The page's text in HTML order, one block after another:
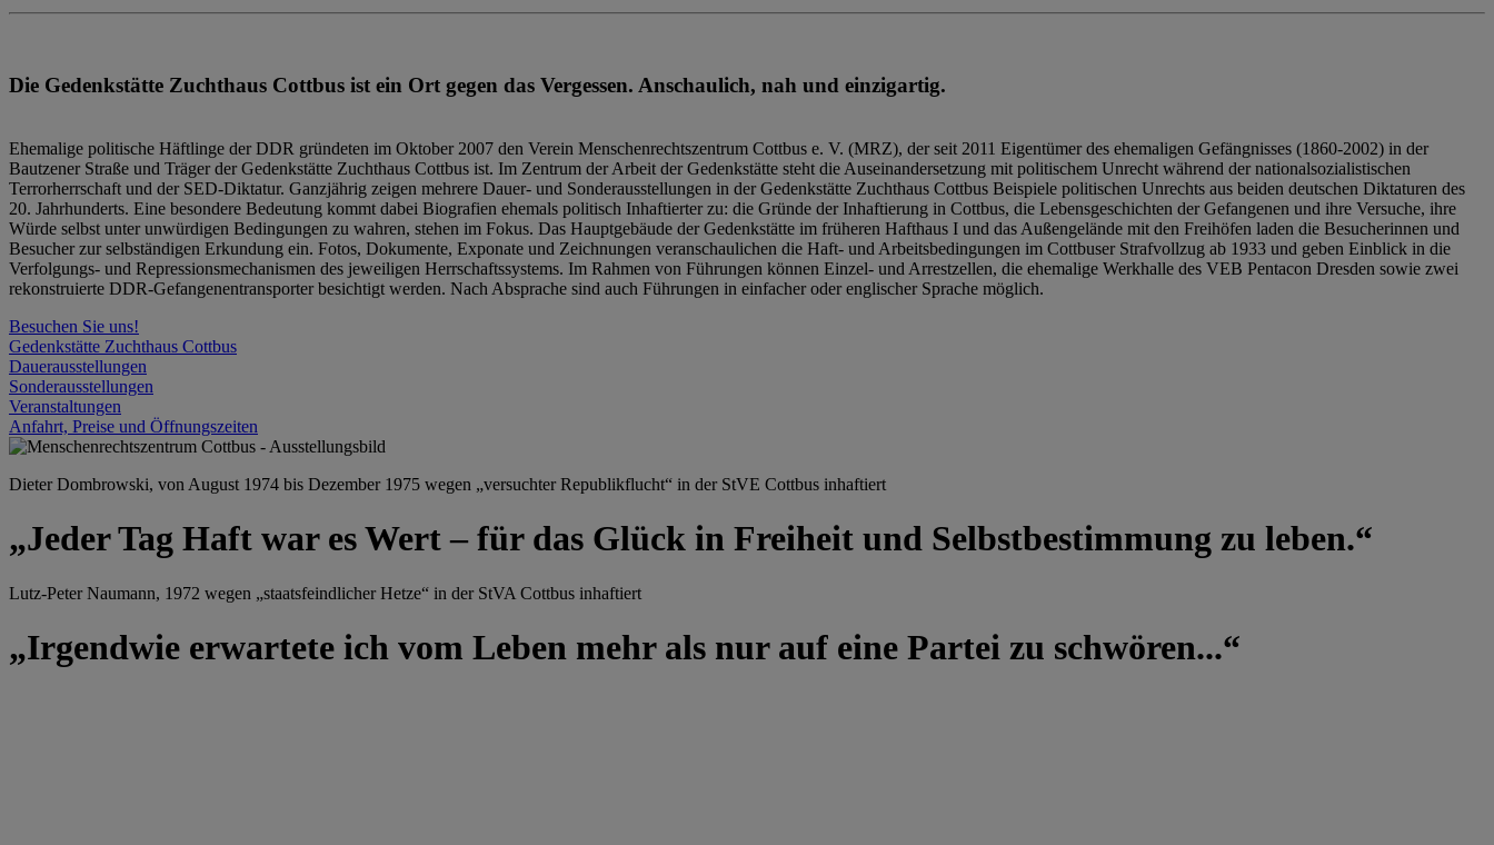
Die Gedenkstätte Zuchthaus Cottbus ist ein Ort gegen das Vergessen. Anschaulich, nah und einzigartig.
Ehemalige politische Häftlinge der DDR gründeten im Oktober 2007 den Verein Menschenrechtszentrum Cottbus e. V. (MRZ), der seit 2011 Eigentümer des ehemaligen Gefängnisses (1860-2002) in der
Bautzener Straße und Träger der Gedenkstätte Zuchthaus Cottbus ist. Im Zentrum der Arbeit der Gedenkstätte steht die Auseinandersetzung mit politischem Unrecht während der nationalsozialistischen
Terrorherrschaft und der SED-Diktatur. Ganzjährig zeigen mehrere Dauer- und Sonderausstellungen in der Gedenkstätte Zuchthaus Cottbus Beispiele politischen Unrechts aus beiden deutschen Diktaturen des
20. Jahrhunderts. Eine besondere Bedeutung kommt dabei Biografien ehemals politisch Inhaftierter zu: die Gründe der Inhaftierung in Cottbus, die Lebensgeschichten der Gefangenen und ihre Versuche, ihre
Würde selbst unter unwürdigen Bedingungen zu wahren, stehen im Fokus. Das Hauptgebäude der Gedenkstätte im früheren Hafthaus I und das Außengelände mit den Freihöfen laden die Besucherinnen und
Besucher zur selbständigen Erkundung ein. Fotos, Dokumente, Exponate und Zeichnungen veranschaulichen die Haft- und Arbeitsbedingungen im Cottbuser Strafvollzug ab 1933 und geben Einblick in die
Verfolgungs- und Repressionsmechanismen des jeweiligen Herrschaftssystems. Im Rahmen von Führungen können Einzel- und Arrestzellen, die ehemalige Werkhalle des VEB Pentacon Dresden sowie zwei
rekonstruierte DDR-Gefangenentransporter besichtigt werden. Nach Absprache sind auch Führungen in einfacher oder englischer Sprache möglich.
Besuchen Sie uns!
Gedenkstätte Zuchthaus Cottbus
Dauerausstellungen
Sonderausstellungen
Veranstaltungen
Anfahrt, Preise und Öffnungszeiten
Dieter Dombrowski, von August 1974 bis Dezember 1975 wegen „versuchter Republikflucht“ in der StVE Cottbus inhaftiert
„Jeder Tag Haft war es Wert – für das Glück in Freiheit und Selbstbestimmung zu leben.“
Lutz-Peter Naumann, 1972 wegen „staatsfeindlicher Hetze“ in der StVA Cottbus inhaftiert
„Irgendwie erwartete ich vom Leben mehr als nur auf eine Partei zu schwören...“